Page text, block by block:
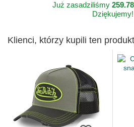
Już zasadziliśmy
Dziękujemy!
Klienci, którzy kupili ten